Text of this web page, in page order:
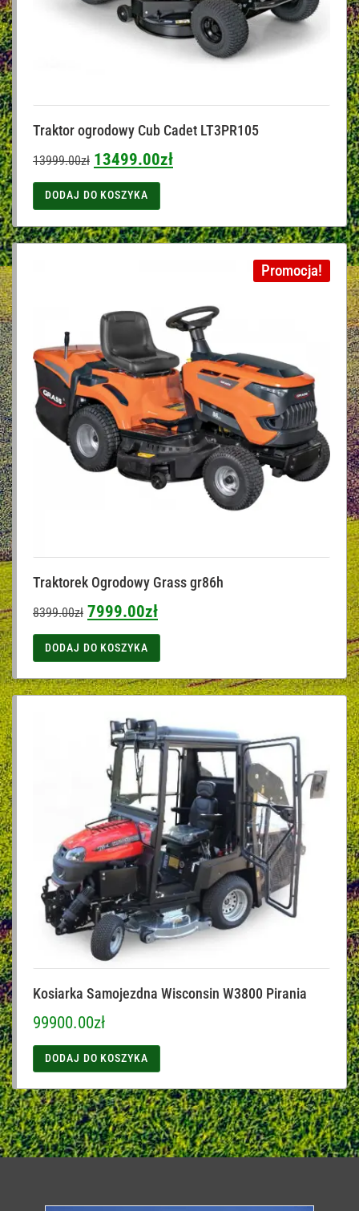
Traktor ogrodowy Cub Cadet LT3PR105
13999.00zł 13499.00zł
DODAJ DO KOSZYKA
Promocja!
Traktorek Ogrodowy Grass gr86h
8399.00zł 7999.00zł
DODAJ DO KOSZYKA
Kosiarka Samojezdna Wisconsin W3800 Pirania
99900.00zł
DODAJ DO KOSZYKA